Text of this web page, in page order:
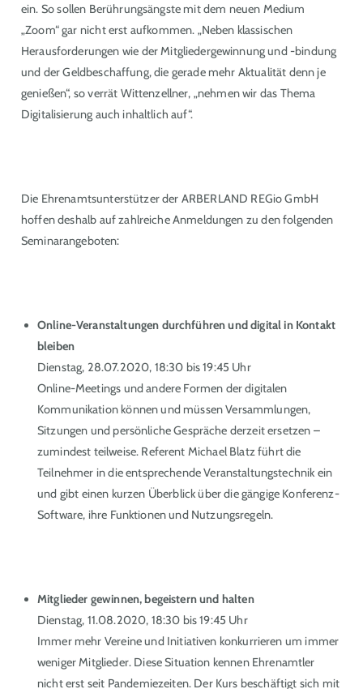
ein. So sollen Berührungsängste mit dem neuen Medium
„Zoom“ gar nicht erst aufkommen. „Neben klassischen
Herausforderungen wie der Mitgliedergewinnung und -bindung
und der Geldbeschaffung, die gerade mehr Aktualität denn je
genießen“, so verrät Wittenzellner, „nehmen wir das Thema
Digitalisierung auch inhaltlich auf“.
Die Ehrenamtsunterstützer der ARBERLAND REGio GmbH
hoffen deshalb auf zahlreiche Anmeldungen zu den folgenden
Seminarangeboten:
Online-Veranstaltungen durchführen und digital in Kontakt
bleiben
Dienstag, 28.07.2020, 18:30 bis 19:45 Uhr
Online-Meetings und andere Formen der digitalen
Kommunikation können und müssen Versammlungen,
Sitzungen und persönliche Gespräche derzeit ersetzen –
zumindest teilweise. Referent Michael Blatz führt die
Teilnehmer in die entsprechende Veranstaltungstechnik ein
und gibt einen kurzen Überblick über die gängige Konferenz-
Software, ihre Funktionen und Nutzungsregeln.
Mitglieder gewinnen, begeistern und halten
Dienstag, 11.08.2020, 18:30 bis 19:45 Uhr
Immer mehr Vereine und Initiativen konkurrieren um immer
weniger Mitglieder. Diese Situation kennen Ehrenamtler
nicht erst seit Pandemiezeiten. Der Kurs beschäftigt sich mit